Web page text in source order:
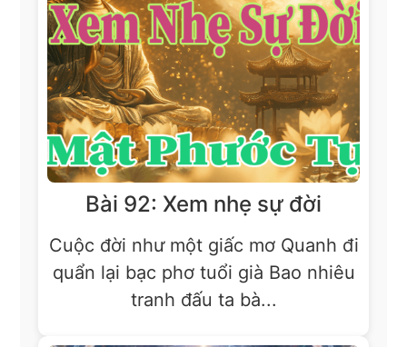
Bài 92: Xem nhẹ sự đời
Cuộc đời như một giấc mơ Quanh đi
quẩn lại bạc phơ tuổi già Bao nhiêu
tranh đấu ta bà...